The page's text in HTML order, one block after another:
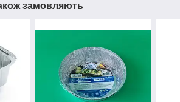
замовляють